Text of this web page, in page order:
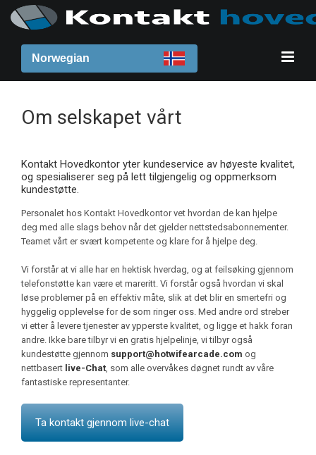
Norwegian
Om selskapet vårt
Kontakt Hovedkontor yter kundeservice av høyeste kvalitet,
og spesialiserer seg på lett tilgjengelig og oppmerksom
kundestøtte.
Personalet hos Kontakt Hovedkontor vet hvordan de kan hjelpe
deg med alle slags behov når det gjelder nettstedsabonnementer.
Teamet vårt er svært kompetente og klare for å hjelpe deg.
Vi forstår at vi alle har en hektisk hverdag, og at feilsøking gjennom
telefonstøtte kan være et mareritt. Vi forstår også hvordan vi skal
løse problemer på en effektiv måte, slik at det blir en smertefri og
hyggelig opplevelse for de som ringer oss. Med andre ord streber
vi etter å levere tjenester av ypperste kvalitet, og ligge et hakk foran
andre. Ikke bare tilbyr vi en gratis hjelpelinje, vi tilbyr også
kundestøtte gjennom support@hotwifearcade.com og
nettbasert live-Chat, som alle overvåkes døgnet rundt av våre
fantastiske representanter.
Ta kontakt gjennom live-chat